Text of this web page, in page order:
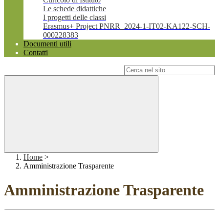
Le schede didattiche
I progetti delle classi
Erasmus+ Project PNRR_2024-1-IT02-KA122-SCH-
000228383
Documenti utili
Contatti
Home >
Amministrazione Trasparente
Amministrazione Trasparente